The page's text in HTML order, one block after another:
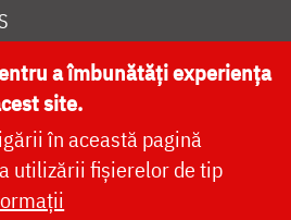
CATEDRALA NAȚIONALĂ
a îmbunătăți experiența
site.
în această pagină
utilizării fișierelor de tip